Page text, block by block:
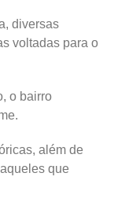
diversas
voltadas para o
o bairro
além de
que